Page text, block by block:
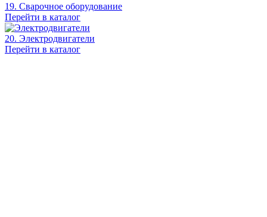
19. Сварочное оборудование
Перейти в каталог
20. Электродвигатели
Перейти в каталог